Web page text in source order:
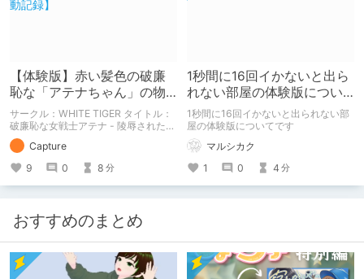
【体験版】赤い髪色の破廉
恥な「アテナちゃん」の物
語【行動記録】
サークル：WHITE TIGER タイトル：
破廉恥な女戦士アテナ - 陵辱された乙
女た(体験版) 予告開始日：2020年12
月09日 予告作品の体験版の内容を中
心に紹介しているまとめ記事です。
体験版の「ネタバレ」を含んだ内容を
まとめているので、苦手な方は注意し
Capture
9
0 8 分
1秒間に16回イかないと出ら
れない部屋の体験版につい
て
1秒間に16回イかないと出られない部
屋の体験版についてです
マルシカク
1
0 4 分
おすすめのまとめ